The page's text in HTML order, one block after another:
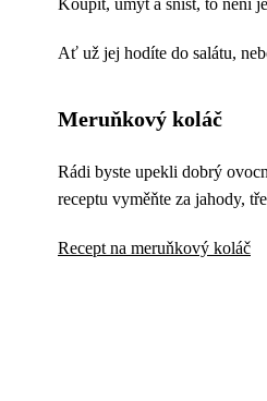
Ať už jej hodíte do salátu,
Meruňkový koláč
Rádi byste upekli dobrý
receptu vyměňte za jahody,
Recept na meruňkový koláč